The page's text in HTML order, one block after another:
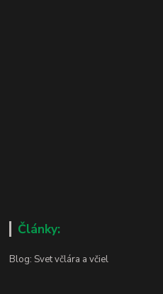
Články:
Blog: Svet včlára a včiel